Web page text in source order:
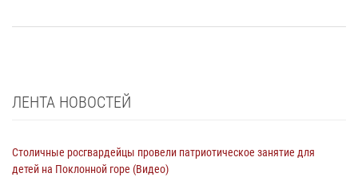
ЛЕНТА НОВОСТЕЙ
Столичные росгвардейцы провели патриотическое занятие для
детей на Поклонной горе (Видео)